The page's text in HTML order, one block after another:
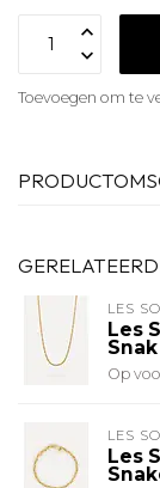
Toevoegen om te
LES
Les
Op
LES
Les